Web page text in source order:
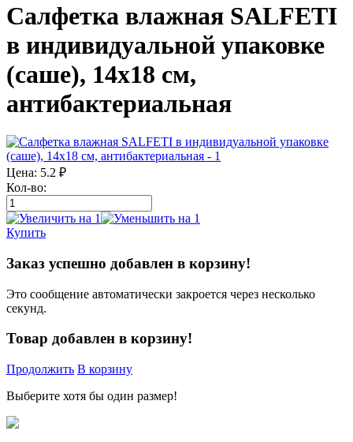
Салфетка влажная SALFETI
в индивидуальной упаковке
(саше), 14х18 см,
антибактериальная
Цена: 5.2 ₽
Кол-во:
Купить
Заказ успешно добавлен в корзину!
Это сообщение автоматически закроется через несколько
секунд.
Товар добавлен в корзину!
Продолжить В корзину
Выберите хотя бы один размер!